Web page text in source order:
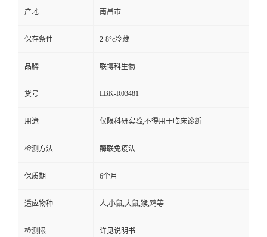
产地 南昌市
保存条件 2-8°c冷藏
品牌 联博科生物
货号 LBK-R03481
用途 仅限科研实验,不得用于临床诊断
检测方法 酶联免疫法
保质期 6个月
适应物种 人,小鼠,大鼠,猴,鸡等
检测限 详见说明书